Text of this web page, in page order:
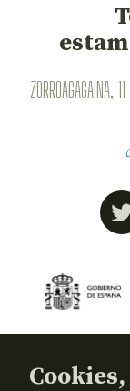
ZORROAGAGAINA,
Cookies,